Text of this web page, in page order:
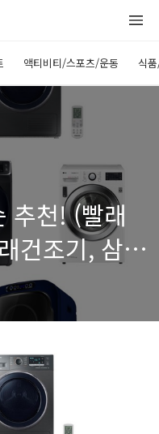
액티비티/스포츠/운동 식
추천! (빨래
건조기, 삼성
엘지 건조기,
조기,
건조기)